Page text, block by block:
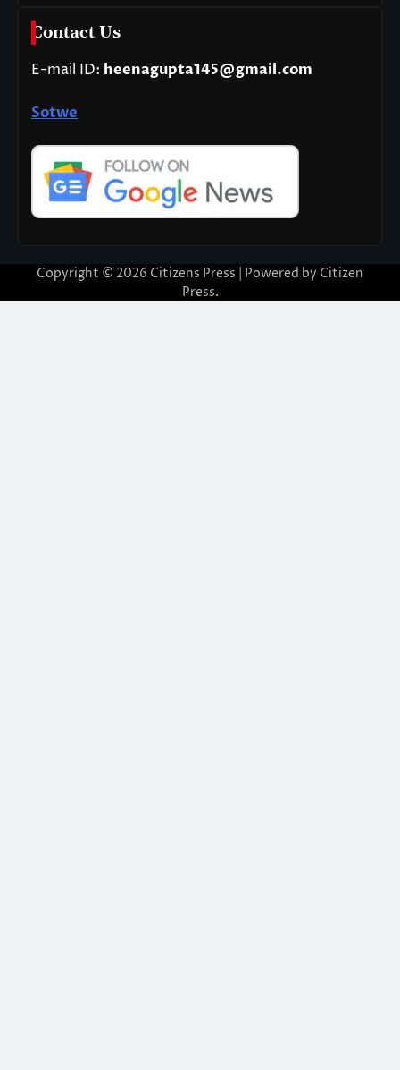
Contact Us
E-mail ID: heenagupta145@gmail.com
Sotwe
Copyright © 2026 Citizens Press | Powered by Citizen
Press.